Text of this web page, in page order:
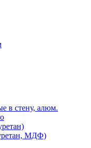
в стену, алюм.
МДФ)